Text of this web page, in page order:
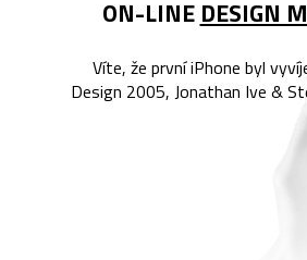
ON-LINE DESIGN
Víte, že první iPhone byl
Design 2005, Jonathan Ive &